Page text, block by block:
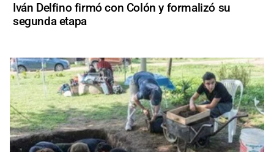
Iván Delfino firmó con Colón y formalizó su
segunda etapa